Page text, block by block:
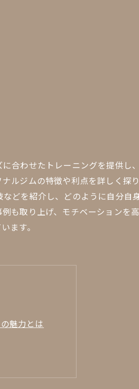
合わせたトレーニングを提供し
ルジムの特徴や利点を詳しく探
どを紹介し、どのように自分自
も取り上げ、モチベーションを
ます。
魅力とは
トネスライフ